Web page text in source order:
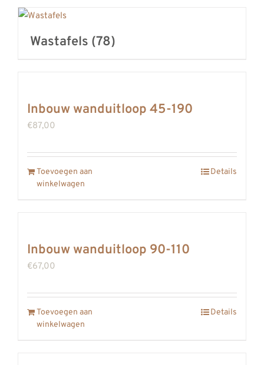
Wastafels (78)
Inbouw wanduitloop 45-190
€87,00
Toevoegen aan
winkelwagen
Details
Inbouw wanduitloop 90-110
€67,00
Toevoegen aan
winkelwagen
Details